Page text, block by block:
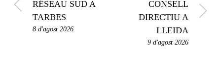
RÉSEAU SUD A
TARBES
8 d'agost 2026
CONSELL
DIRECTIU A
LLEIDA
9 d'agost 2026